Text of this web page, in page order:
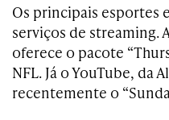
Os principais esportes
serviços de streaming.
oferece o pacote
NFL. Já o YouTube, da
recentemente o